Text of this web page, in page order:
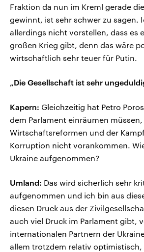
Fraktion da nun im Kreml gerade
gewinnt, ist sehr schwer zu sagen.
allerdings nicht vorstellen, dass es
großen Krieg gibt, denn das wäre
wirtschaftlich sehr teuer für Putin.
„Die Gesellschaft ist sehr
Kapern: Gleichzeitig hat Petro
dem Parlament einräumen müssen,
Wirtschaftsreformen und der
Korruption nicht vorankommen.
Ukraine aufgenommen?
Umland: Das wird sicherlich sehr
aufgenommen und ich bin aus
diesen Druck aus der
auch viel Druck im Parlament gibt,
internationalen Partnern der
allem trotzdem relativ optimistisch,